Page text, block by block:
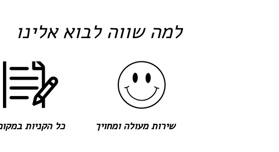
למה שווה לבוא אלינו
כל הקניות שירות מעולה ומחויך